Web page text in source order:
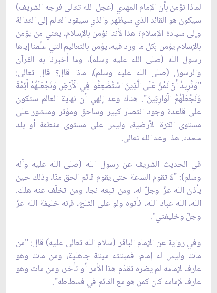
لماذا نؤمن بأن الإمام المهدي (عجل الله تعالى فرجه الشريف)
سيكون هو القائد الذي سيظهر والذي سيقود العالم إلى العدالة
وإلى سيادة الإسلام؟ هذا لأننا نؤمن بالإسلام، يعني من يؤمن
بالإسلام يؤمن بكل ما ورد فيه، يؤمن بالتعاليم التي علّمنا إياها
رسول الله (صلى الله عليه وسلم)، وما أخبرنا به القرآن
والرسول (صلى الله عليه وسلم)، ماذا قال؟ قال تعالى:
"وَنُرِيدُ أَنْ نَمُنَّ عَلَى الَّذِينَ اسْتُضْعِفُوا فِي الْأَرْضِ وَنَجْعَلَهُمْ أَئِمَّةً
وَنَجْعَلَهُمُ الْوَارِثِينَ". هناك وعد إلهي أن نهاية العالم ستكون
على قاعدة وجود انتصار كبير وساحق ومؤثر ومنشور على
مستوى الكرة الأرضية، وليس على مستوى منطقة أو بلد
محدد. هذا وعد الله تعالى.
في الحديث الشريف عن رسول الله (صلى الله عليه وآله
وسلم): "لا تقوم الساعة حتى يقوم قائم الحق منّا، وذلك حين
يأذن الله عزّ وجلّ له، ومن تبعه نجا، ومن تخلّف عنه هلك.
الله، الله عباد الله، فأتوه ولو على الثلج، فإنه خليفة الله عزّ
وجلّ وخليفتي".
وفي رواية عن الإمام الباقر (سلام الله تعالى عليه) قال: "من
مات وليس له إمام، فميتته ميتة جاهلية، ومن مات وهو
عارف لإمامه لم يضره تقدّم هذا الأمر أو تأخر، ومن مات وهو
عارف لإمامه كان كمن هو مع القائم في فسطاطه".